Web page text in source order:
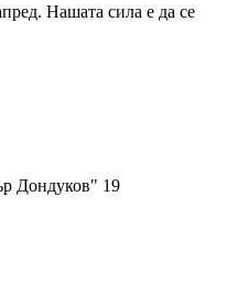
Нашата сила е да се
Дондуков" 19